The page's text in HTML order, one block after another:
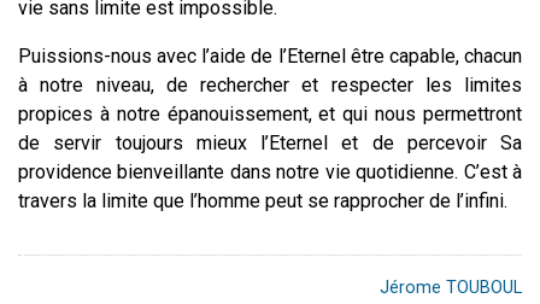
vie sans limite est impossible.
Puissions-nous avec l’aide de l’Eternel être capable, chacun
à notre niveau, de rechercher et respecter les limites
propices à notre épanouissement, et qui nous permettront
de servir toujours mieux l’Eternel et de percevoir Sa
providence bienveillante dans notre vie quotidienne. C’est à
travers la limite que l’homme peut se rapprocher de l’infini.
Jérome TOUBOUL